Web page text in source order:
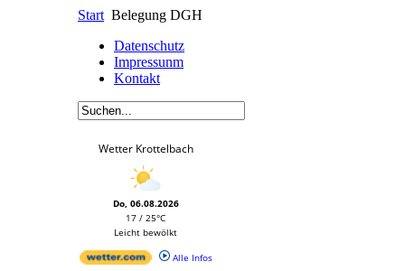
Start Belegung DGH
Datenschutz
Impressunm
Kontakt
Wetter Krottelbach
Do, 06.08.2026
17 / 25°C
Leicht bewölkt
Alle Infos